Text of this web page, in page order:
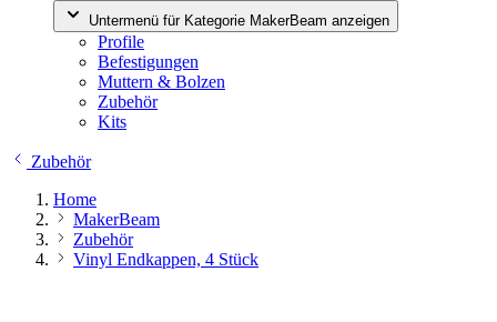
Untermenü für Kategorie MakerBeam anzeigen
Profile
Befestigungen
Muttern & Bolzen
Zubehör
Kits
Zubehör
Home
MakerBeam
Zubehör
Vinyl Endkappen, 4 Stück